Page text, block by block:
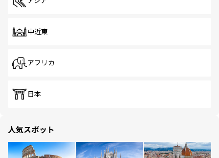
中近東
アフリカ
日本
人気スポット